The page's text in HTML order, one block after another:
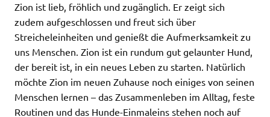
Zion ist lieb, fröhlich und zugänglich. Er zeigt sich
zudem aufgeschlossen und freut sich über
Streicheleinheiten und genießt die Aufmerksamkeit zu
uns Menschen. Zion ist ein rundum gut gelaunter Hund,
der bereit ist, in ein neues Leben zu starten. Natürlich
möchte Zion im neuen Zuhause noch einiges von seinen
Menschen lernen – das Zusammenleben im Alltag, feste
Routinen und das Hunde-Einmaleins stehen noch auf